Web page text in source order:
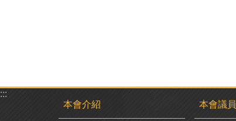
:::
本會介紹
本會議員